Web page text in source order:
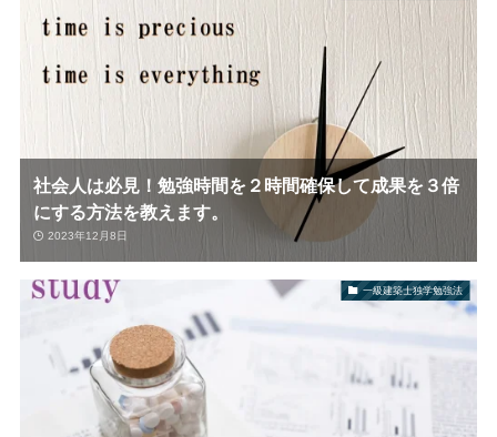
社会人は必見！勉強時間を２時間確保して成果を３倍
にする方法を教えます。
2023年12月8日
一級建築士独学勉強法